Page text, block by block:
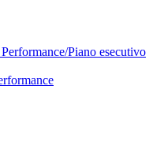
Piano esecutivo